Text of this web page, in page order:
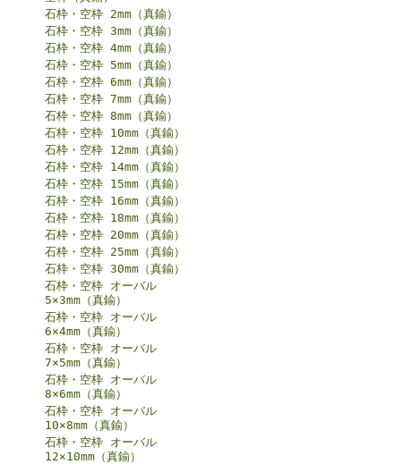
石枠・空枠 2mm（真鍮）
石枠・空枠 3mm（真鍮）
石枠・空枠 4mm（真鍮）
石枠・空枠 5mm（真鍮）
石枠・空枠 6mm（真鍮）
石枠・空枠 7mm（真鍮）
石枠・空枠 8mm（真鍮）
石枠・空枠 10mm（真鍮）
石枠・空枠 12mm（真鍮）
石枠・空枠 14mm（真鍮）
石枠・空枠 15mm（真鍮）
石枠・空枠 16mm（真鍮）
石枠・空枠 18mm（真鍮）
石枠・空枠 20mm（真鍮）
石枠・空枠 25mm（真鍮）
石枠・空枠 30mm（真鍮）
石枠・空枠 オーバル
5×3mm（真鍮）
石枠・空枠 オーバル
6×4mm（真鍮）
石枠・空枠 オーバル
7×5mm（真鍮）
石枠・空枠 オーバル
8×6mm（真鍮）
石枠・空枠 オーバル
10×8mm（真鍮）
石枠・空枠 オーバル
12×10mm（真鍮）